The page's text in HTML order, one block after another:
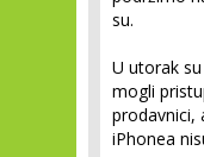
su.
U utorak
mogli
prodavnici,
iPhonea